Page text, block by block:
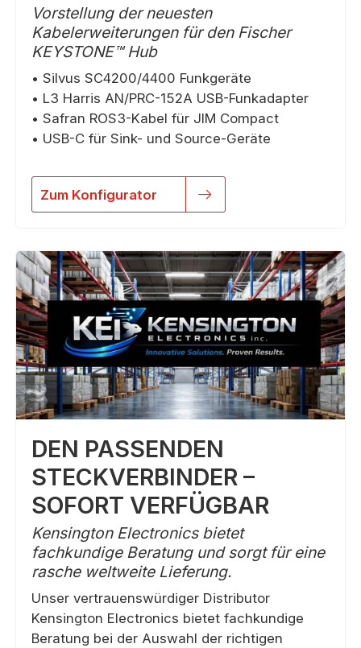
Vorstellung der neuesten
Kabelerweiterungen für den Fischer
KEYSTONE™ Hub
• Silvus SC4200/4400 Funkgeräte
• L3 Harris AN/PRC-152A USB-Funkadapter
• Safran ROS3-Kabel für JIM Compact
• USB-C für Sink- und Source-Geräte
Zum Konfigurator
DEN PASSENDEN
STECKVERBINDER –
SOFORT VERFÜGBAR
Kensington Electronics bietet
fachkundige Beratung und sorgt für eine
rasche weltweite Lieferung.
Unser vertrauenswürdiger Distributor
Kensington Electronics bietet fachkundige
Beratung bei der Auswahl der richtigen